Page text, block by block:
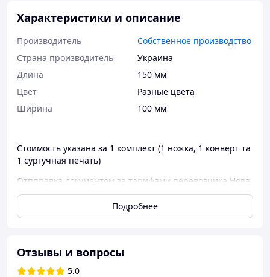
Характеристики и описание
Производитель
Собственное производство
Страна производитель
Украина
Длина
150 мм
Цвет
Разные цвета
Ширина
100 мм
Стоимость указана за 1 комплект (1 ножка, 1 конверт та
1 сургучная печать)
Отпправка документом за тарифами перевозчика Нова
Пошта.
Весь декор выполняется под заказ, учитывая все
*Стоимость указана конкретно за эти аксессуары на
фото.
При отсутствии каких-либо материалов их замену
Подробнее
Отзывы и вопросы
5.0